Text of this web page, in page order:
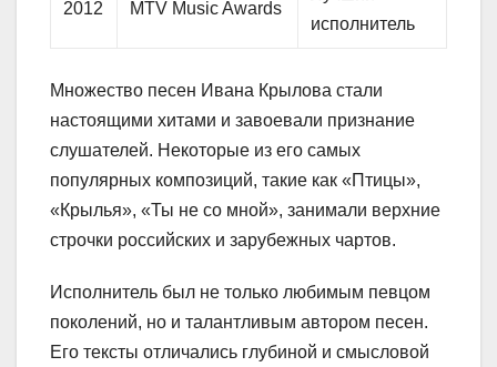
2012 MTV Music Awards
исполнитель
Множество песен Ивана Крылова стали
настоящими хитами и завоевали признание
слушателей. Некоторые из его самых
популярных композиций, такие как «Птицы»,
«Крылья», «Ты не со мной», занимали верхние
строчки российских и зарубежных чартов.
Исполнитель был не только любимым певцом
поколений, но и талантливым автором песен.
Его тексты отличались глубиной и смысловой